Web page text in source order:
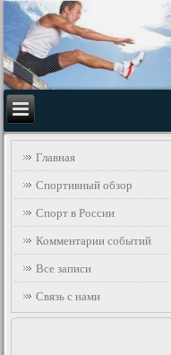
Главная
Спортивный обзор
Спорт в России
Комментарии событий
Все записи
Связь с нами